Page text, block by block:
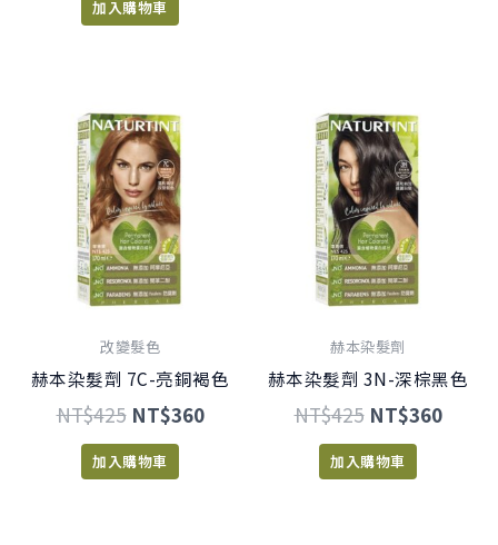
加入購物車
改變髮色
赫本染髮劑 7C-亮銅褐色
NT$425
原
始
價
格：
NT$425。
NT$360
加入購物車
赫本染髮劑
赫本染髮劑 3N-深棕黑色
NT$425
原
始
價
格：
NT$425。
NT$360
加入購物車